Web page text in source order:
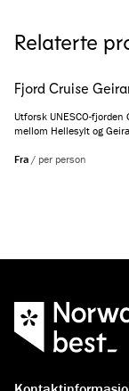
Relaterte
Fjord Cruise
Utforsk UNESCO-
mellom Hellesylt og
Fra / per person